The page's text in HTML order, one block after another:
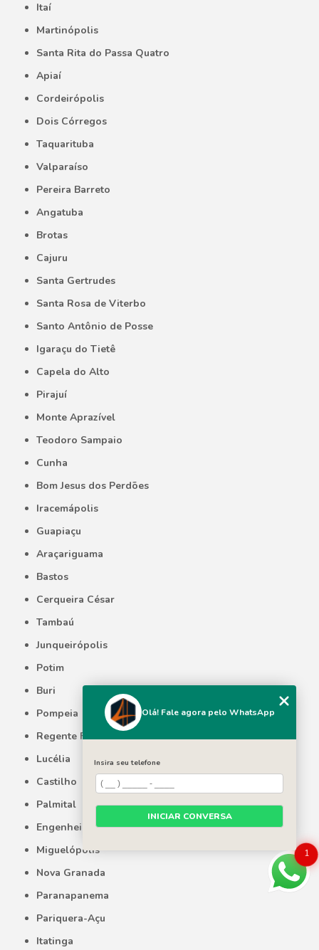
Itaí
Martinópolis
Santa Rita do Passa Quatro
Apiaí
Cordeirópolis
Dois Córregos
Taquarituba
Valparaíso
Pereira Barreto
Angatuba
Brotas
Cajuru
Santa Gertrudes
Santa Rosa de Viterbo
Santo Antônio de Posse
Igaraçu do Tietê
Capela do Alto
Pirajuí
Monte Aprazível
Teodoro Sampaio
Cunha
Bom Jesus dos Perdões
Iracemápolis
Guapiaçu
Araçariguama
Bastos
Cerqueira César
Tambaú
Junqueirópolis
Potim
Buri
Pompeia
Regente Feijó
Lucélia
Castilho
Palmital
Engenheiro Coelho
Miguelópolis
Nova Granada
Paranapanema
Pariquera-Açu
Itatinga
1
Olá! Fale agora pelo WhatsApp
Insira seu telefone
INICIAR CONVERSA